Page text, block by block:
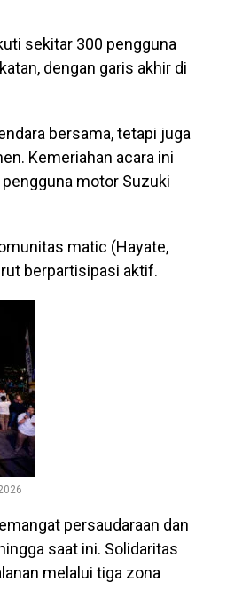
sekitar 300 pengguna
dengan garis akhir di
bersama, tetapi juga
Kemeriahan acara ini
motor Suzuki
matic (Hayate,
berpartisipasi aktif.
persaudaraan dan
saat ini. Solidaritas
melalui tiga zona